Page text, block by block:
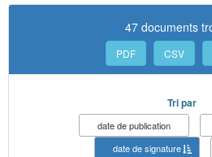
47 documents
PDF CSV
Tri par
date de publication
date de signature